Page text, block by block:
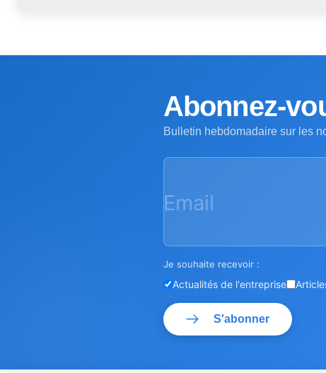
Abonnez-
Bulletin hebdomadaire sur les
Email
Je souhaite recevoir :
Actualités de l'entreprise
S'abonner